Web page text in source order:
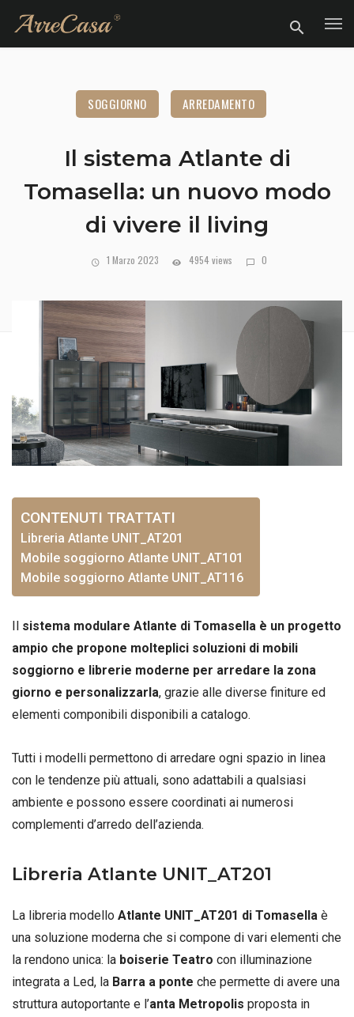
SOGGIORNO ARREDAMENTO
Il sistema Atlante di
Tomasella: un nuovo modo
di vivere il living
1 Marzo 2023 4954 views 0
CONTENUTI TRATTATI
Libreria Atlante UNIT_AT201
Mobile soggiorno Atlante UNIT_AT101
Mobile soggiorno Atlante UNIT_AT116
Il sistema modulare Atlante di Tomasella è un progetto
ampio che propone molteplici soluzioni di mobili
soggiorno e librerie moderne per arredare la zona
giorno e personalizzarla, grazie alle diverse finiture ed
elementi componibili disponibili a catalogo.
Tutti i modelli permettono di arredare ogni spazio in linea
con le tendenze più attuali, sono adattabili a qualsiasi
ambiente e possono essere coordinati ai numerosi
complementi d’arredo dell’azienda.
Libreria Atlante UNIT_AT201
La libreria modello Atlante UNIT_AT201 di Tomasella è
una soluzione moderna che si compone di vari elementi che
la rendono unica: la boiserie Teatro con illuminazione
integrata a Led, la Barra a ponte che permette di avere una
struttura autoportante e l’anta Metropolis proposta in